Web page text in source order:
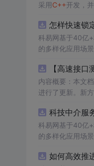
采用C++开发，
怎样快速锁
科易网基于40亿
的多样化应用场
【高速接
内容概要：本文
进行了更新。新
去嵌入过程中高频噪声
证或测试的工程
科技中介服
科易网基于40亿
的多样化应用场
如何高效推